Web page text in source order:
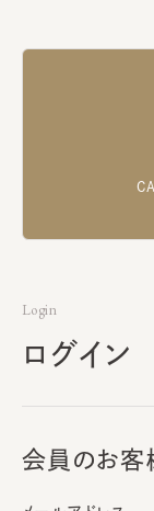
Login
ログイン
会員のお客